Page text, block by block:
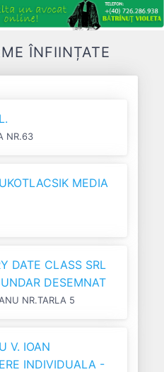
ÎNFIINȚATE
NR.63
MEDIA
DATE CLASS SRL
DESEMNAT
NR.TARLA 5
V. IOAN
INDIVIDUALA -